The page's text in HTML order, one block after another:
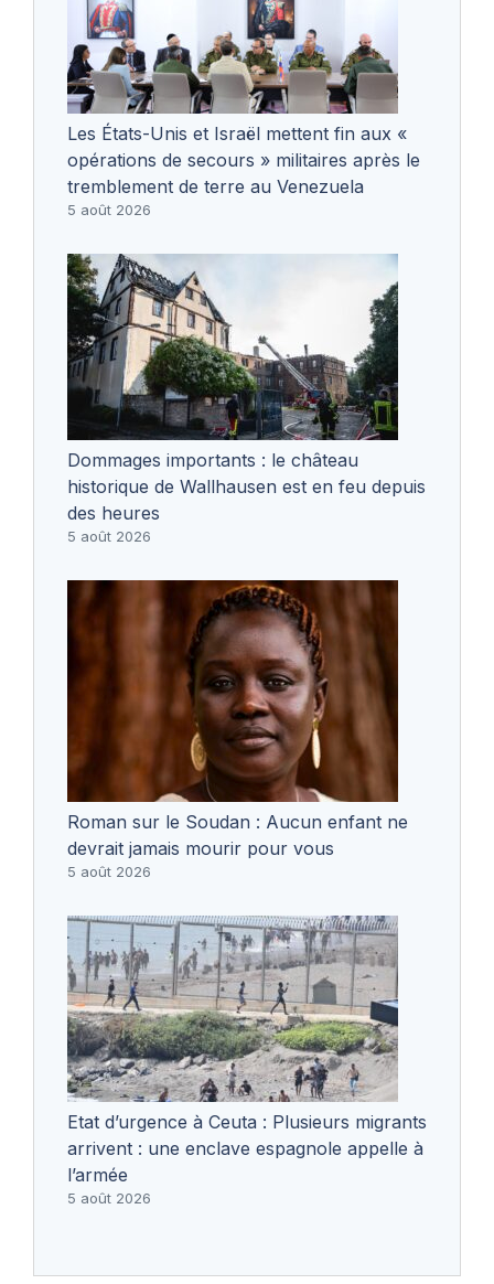
Les États-Unis et Israël mettent fin aux «
opérations de secours » militaires après le
tremblement de terre au Venezuela
5 août 2026
Dommages importants : le château
historique de Wallhausen est en feu depuis
des heures
5 août 2026
Roman sur le Soudan : Aucun enfant ne
devrait jamais mourir pour vous
5 août 2026
Etat d’urgence à Ceuta : Plusieurs migrants
arrivent : une enclave espagnole appelle à
l’armée
5 août 2026